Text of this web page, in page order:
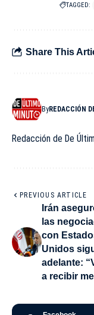
TAGGED:
Share This
ByREDACCIÓN
Redacción de De
PREVIOUS ARTICLE
Irán
las
con
Unidos
adelante:
a recibir